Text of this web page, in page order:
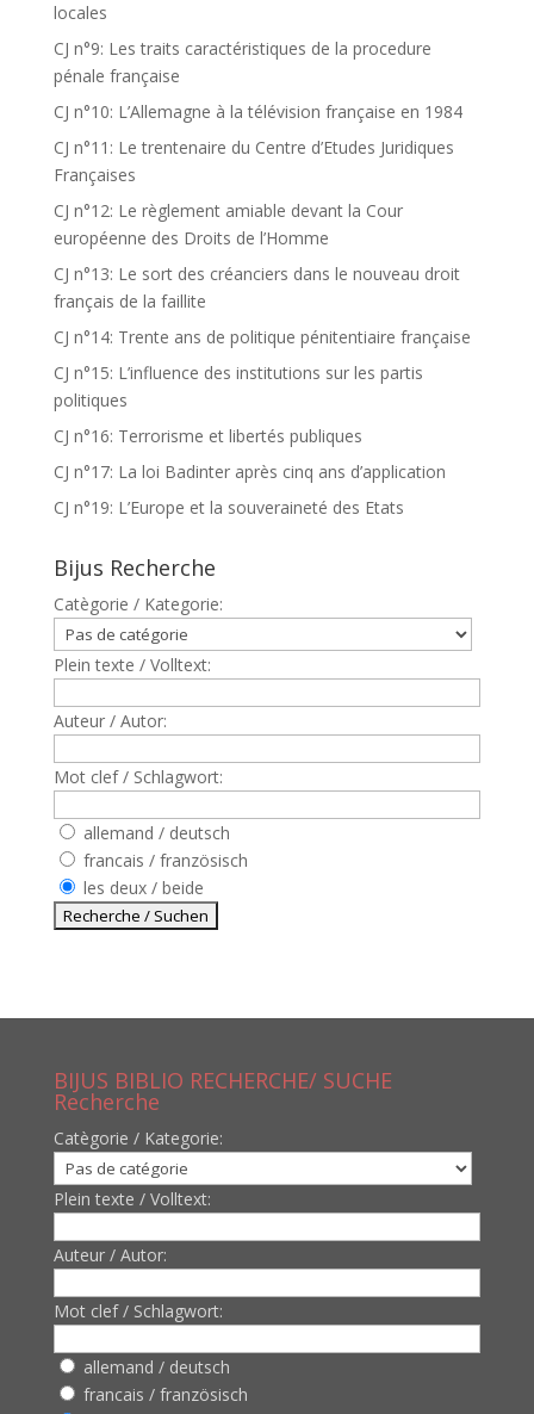
locales
CJ n°9: Les traits caractéristiques de la procedure
pénale française
CJ n°10: L’Allemagne à la télévision française en 1984
CJ n°11: Le trentenaire du Centre d’Etudes Juridiques
Françaises
CJ n°12: Le règlement amiable devant la Cour
européenne des Droits de l’Homme
CJ n°13: Le sort des créanciers dans le nouveau droit
français de la faillite
CJ n°14: Trente ans de politique pénitentiaire française
CJ n°15: L’influence des institutions sur les partis
politiques
CJ n°16: Terrorisme et libertés publiques
CJ n°17: La loi Badinter après cinq ans d’application
CJ n°19: L’Europe et la souveraineté des Etats
Bijus Recherche
Catègorie / Kategorie:
Plein texte / Volltext:
Auteur / Autor:
Mot clef / Schlagwort:
allemand / deutsch
francais / französisch
les deux / beide
BIJUS BIBLIO RECHERCHE/ SUCHE
Recherche
Catègorie / Kategorie:
Plein texte / Volltext:
Auteur / Autor:
Mot clef / Schlagwort:
allemand / deutsch
francais / französisch